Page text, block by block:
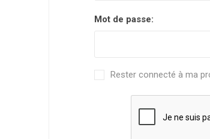
Mot de passe:
Rester connecté à ma